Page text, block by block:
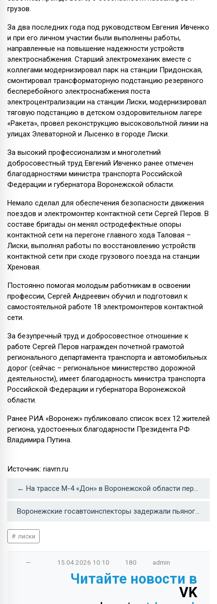
грузов.
За два последних года под руководством Евгения Ивченко
и при его личном участии были выполнены работы,
направленные на повышение надежности устройств
электроснабжения. Старший электромеханик вместе с
коллегами модернизировал парк на станции Придонская,
смонтировал трансформаторную подстанцию резервного
бесперебойного электроснабжения поста
электроцентрализации на станции Лиски, модернизировал
тяговую подстанцию в детском оздоровительном лагере
«Ракета», провел реконструкцию высоковольтной линии на
улицах Элеваторной и Лысенко в городе Лиски.
За высокий профессионализм и многолетний
добросовестный труд Евгений Ивченко ранее отмечен
благодарностями министра транспорта Российской
Федерации и губернатора Воронежской области.
Немало сделал для обеспечения безопасности движения
поездов и электромонтер контактной сети Сергей Перов. В
составе бригады он менял остродефектные опоры
контактной сети на перегоне главного хода Таловая –
Лиски, выполнял работы по восстановлению устройств
контактной сети при сходе грузового поезда на станции
Хреновая.
Постоянно помогая молодым работникам в освоении
профессии, Сергей Андреевич обучил и подготовил к
самостоятельной работе 18 электромонтеров контактной
сети.
За безупречный труд и добросовестное отношение к
работе Сергей Перов награжден почетной грамотой
регионального департамента транспорта и автомобильных
дорог (сейчас – региональное министерство дорожной
деятельности), имеет благодарность министра транспорта
Российской Федерации и губернатора Воронежской
области.
Ранее РИА «Воронеж» публиковало список всех 12 жителей
региона, удостоенных благодарности Президента РФ
Владимира Путина.
Источник: riavrn.ru
← На трассе М-4 «Дон» в Воронежской области перевернулась фура: пострадал водитель
Воронежские госавтоинспекторы задержали пьяного 14-летнего водителя →
лиски
— 15.04.2026 10:10 180 admin
Читайте новости в
VK